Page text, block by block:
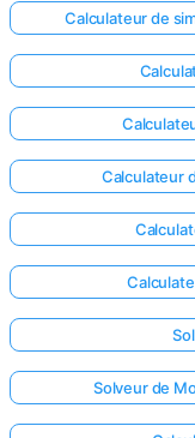
Calculateur de
Calculateur
Solveur de